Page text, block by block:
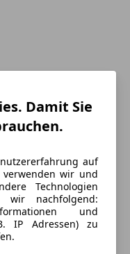
Damit Sie
auf
wir und
Technologien
wir nachfolgend:
und
IP Adressen) zu